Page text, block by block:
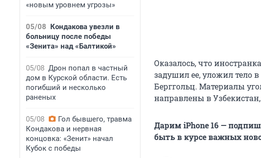
«новым уровнем угрозы»
05/08 Кондакова увезли в
больницу после победы
«Зенита» над «Балтикой»
05/08 Дрон попал в частный
дом в Курской области. Есть
погибший и несколько
раненых
05/08
Гол бывшего, травма
Кондакова и нервная
концовка: «Зенит» начал
Кубок с победы
Оказалось, что
задушил ее, уложил тело
Берггольц. Материалы
направлены в
Дарим iPhone 16 —
быть в курсе важных